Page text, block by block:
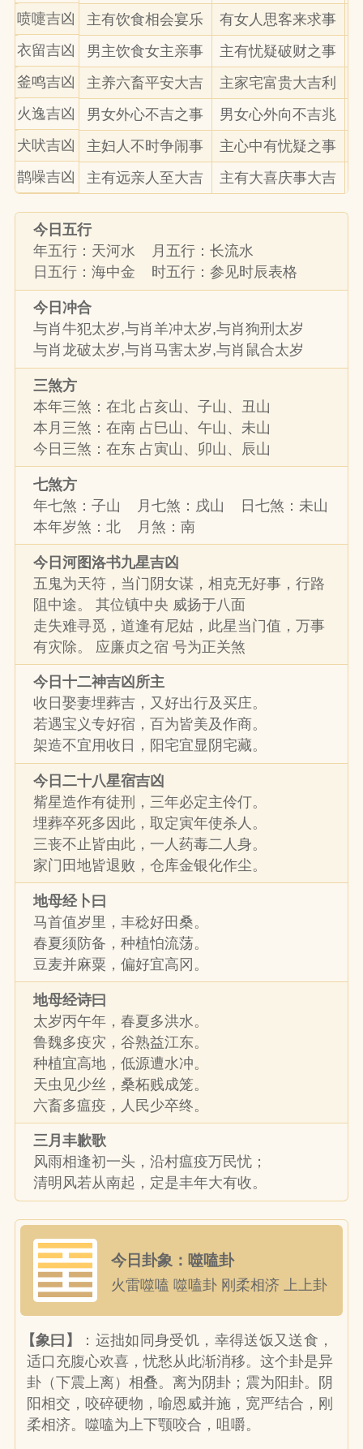
喷嚏吉凶
主有饮食相会宴乐 有女人思客来求事
衣留吉凶
男主饮食女主亲事 主有忧疑破财之事
釜鸣吉凶
主养六畜平安大吉 主家宅富贵大吉利
火逸吉凶
男女外心不吉之事 男女心外向不吉兆
犬吠吉凶
主妇人不时争闹事 主心中有忧疑之事
鹊噪吉凶
主有远亲人至大吉 主有大喜庆事大吉
今日五行
年五行：天河水 月五行：长流水
日五行：海中金 时五行：参见时辰表格
今日冲合
与肖牛犯太岁,与肖羊冲太岁,与肖狗刑太岁
与肖龙破太岁,与肖马害太岁,与肖鼠合太岁
三煞方
本年三煞：在北 占亥山、子山、丑山
本月三煞：在南 占巳山、午山、未山
今日三煞：在东 占寅山、卯山、辰山
七煞方
年七煞：子山 月七煞：戌山 日七煞：未山
本年岁煞：北 月煞：南
今日河图洛书九星吉凶
五鬼为天符，当门阴女谋，相克无好事，行路
阻中途。 其位镇中央 威扬于八面
走失难寻觅，道逢有尼姑，此星当门值，万事
有灾除。 应廉贞之宿 号为正关煞
今日十二神吉凶所主
收日娶妻埋葬吉，又好出行及买庄。
若遇宝义专好宿，百为皆美及作商。
架造不宜用收日，阳宅宜显阴宅藏。
今日二十八星宿吉凶
觜星造作有徒刑，三年必定主伶仃。
埋葬卒死多因此，取定寅年使杀人。
三丧不止皆由此，一人药毒二人身。
家门田地皆退败，仓库金银化作尘。
地母经卜曰
马首值岁里，丰稔好田桑。
春夏须防备，种植怕流荡。
豆麦并麻粟，偏好宜高冈。
地母经诗曰
太岁丙午年，春夏多洪水。
鲁魏多疫灾，谷熟益江东。
种植宜高地，低源遭水冲。
天虫见少丝，桑柘贱成笼。
六畜多瘟疫，人民少卒终。
三月丰歉歌
风雨相逢初一头，沿村瘟疫万民忧；
清明风若从南起，定是丰年大有收。
今日卦象：噬嗑卦
火雷噬嗑 噬嗑卦 刚柔相济 上上卦
【象曰】
：运拙如同身受饥，幸得送饭又送食，
适口充腹心欢喜，忧愁从此渐消移。这个卦是异
卦（下震上离）相叠。离为阴卦；震为阳卦。阴
阳相交，咬碎硬物，喻恩威并施，宽严结合，刚
柔相济。噬嗑为上下颚咬合，咀嚼。